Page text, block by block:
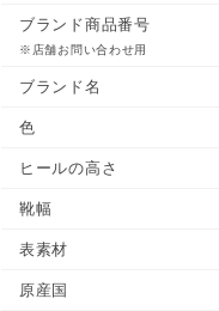
ブランド商品番号
※店舗お問い合わせ用
ブランド名
色
ヒールの高さ
靴幅
表素材
原産国